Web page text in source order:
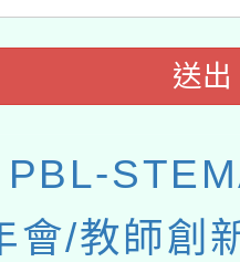
送出
會/教師創